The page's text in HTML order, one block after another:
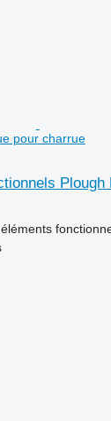
pour charrue